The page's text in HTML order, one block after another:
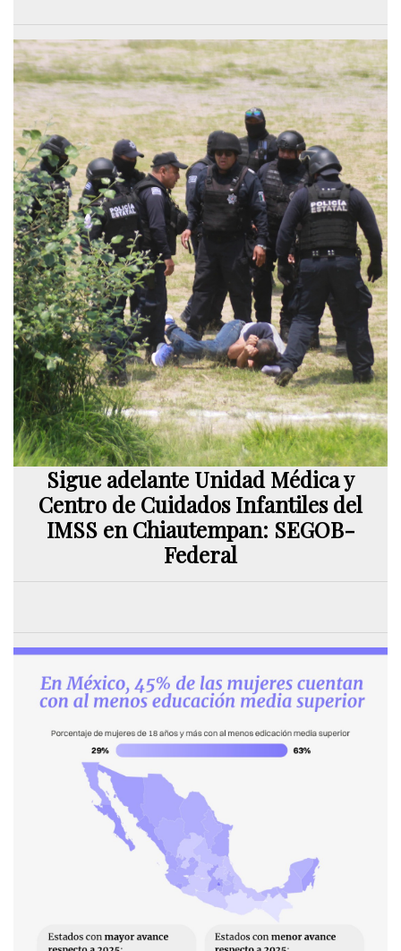
Sigue adelante Unidad Médica y
Centro de Cuidados Infantiles del
IMSS en Chiautempan: SEGOB-
Federal